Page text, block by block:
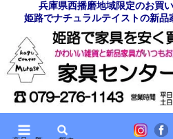
兵庫県西播磨地域限定のお買
姫路でナチュラルテイストの新品